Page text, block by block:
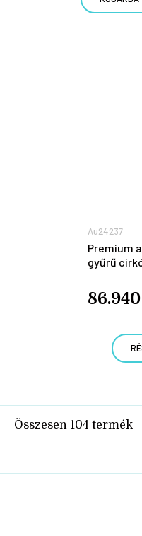
Au24237
Premium
gyűrű
Összesen 104 termék